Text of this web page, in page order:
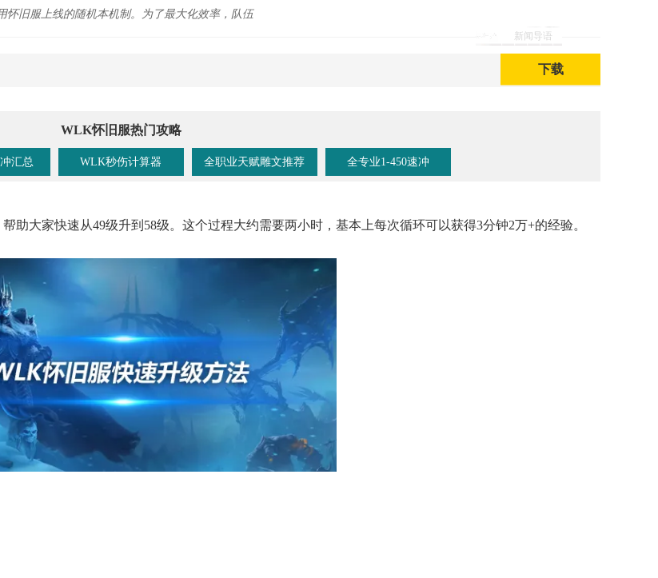
新闻导语
怀旧服上线的随机本机制。为了最大化效率，队伍
下载
WLK怀旧服热门攻略
汇总 WLK秒伤计算器 全职业天赋雕文推荐 全专业1-450速冲
大家快速从49级升到58级。这个过程大约需要两小时，基本上每次循环可以获得3分钟2万+的经验。